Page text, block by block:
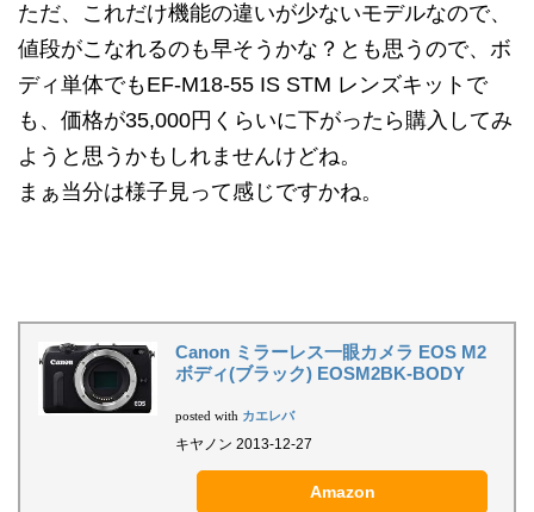
ただ、これだけ機能の違いが少ないモデルなので、
値段がこなれるのも早そうかな？とも思うので、ボ
ディ単体でもEF-M18-55 IS STM レンズキットで
も、価格が35,000円くらいに下がったら購入してみ
ようと思うかもしれませんけどね。
まぁ当分は様子見って感じですかね。
Canon ミラーレス一眼カメラ EOS M2
ボディ(ブラック) EOSM2BK-BODY
posted with カエレバ
キヤノン 2013-12-27
Amazon